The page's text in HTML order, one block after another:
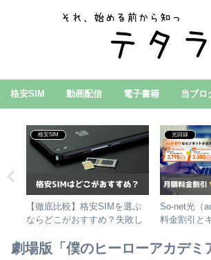
格安SIM 動画配信 電子書籍 当ブロ
格安SIM
【徹底比較】格安SIMを選ぶ
ならどこがおすすめ？失敗し
光回線
So-net光（
料金割引と
劇場版「僕のヒーローアカデミ